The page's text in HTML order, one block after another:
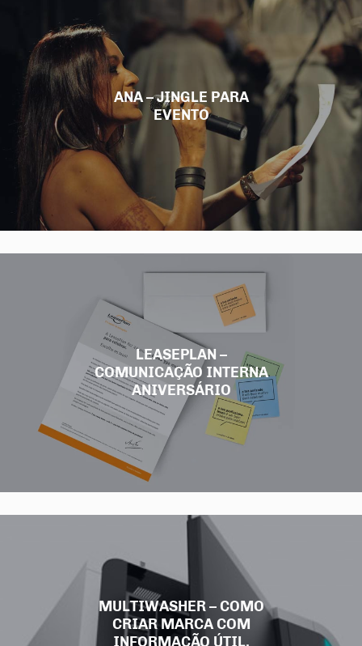
ANA – JINGLE PARA
EVENTO
LEASEPLAN –
COMUNICAÇÃO INTERNA
ANIVERSÁRIO
MULTIWASHER – COMO
CRIAR MARCA COM
INFORMAÇÃO ÚTIL,